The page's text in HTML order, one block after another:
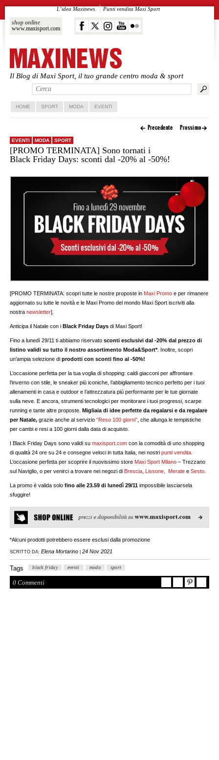
Il Blog di Maxi Sport, il tuo grande centro moda & sport
shop online
www.maxisport.com
L’idea Maxinews Punti vendita Maxi Sport
Vai al contenuto principale
Vai al contenuto secondario
HOME SPORT MODA EVENTI
Precedente Prossimo
EVENTI MODA SPORT
[PROMO TERMINATA] Sono tornati i
Black Friday Days: sconti dal -20% al -50%!
[PROMO TERMINATA: scopri tutte le nostre proposte in Maxi Promo e per rimanere
aggiornato su tutte le novità e le Maxi Promo del mondo Maxi Sport iscriviti alla
nostranewsletter].
Anticipa il Natale con iBlack Friday Days di Maxi Sport!
Fino a lunedì 29/11 ti abbiamo riservatosconti esclusivi dal -20% dal prezzo di
listino validi su tutto il nostro assortimento Moda&Sport*. Inoltre, scopri
un’ampia selezione diprodotti con sconti fino al -50%!
L’occasione perfetta per la tua voglia di shopping: caldi giacconi per affrontare
l’inverno con stile, le sneaker più iconiche, l’abbigliamento tecnico perfetto per i tuoi
allenamenti in casa e outdoor e l’attrezzatura più performante per le tue giornate
sulla neve. E ancora, strumenti tecnologici per monitorare i tuoi progressi, scarpe
running e tante altre proposte. Migliaia di idee perfette da regalarsi e da regalare
per Natale, grazie anche al servizio“Reso 100 giorni” , che allunga le tempistiche
per cambi e resi a 100 giorni dalla data di acquisto.
I Black Friday Days sono validi sumaxisport.comcon la comodità di uno shopping
di qualità 24 ore su 24 e consegne veloci in tutta Italia, nei nostripunti vendita.
L’occasione perfetta per scoprire il nuovissimo store Maxi Sport Milano – Trezzano
sul Naviglio, o per venirci a trovare nei negozi di Brescia Lissone, Merate eSesto.
La promo è valida solofino alle 23.59 di lunedì 29/11impossibile lasciarsela
sfuggire!
*Alcuni prodotti potrebbero essere esclusi dalla promozione
SCRITTO DA: Elena Mortarino 24 Nov 2021
Tags black friday eventi moda sport
0 Commenti